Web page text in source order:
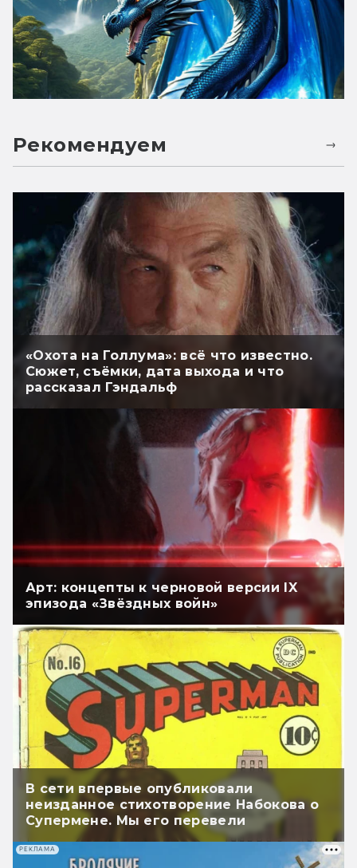
Рекомендуем
«Охота на Голлума»: всё что известно.
Сюжет, съёмки, дата выхода и что
рассказал Гэндальф
Арт: концепты к черновой версии IX
эпизода «Звёздных войн»
В сети впервые опубликовали
неизданное стихотворение Набокова о
Супермене. Мы его перевели
РЕКЛАМА